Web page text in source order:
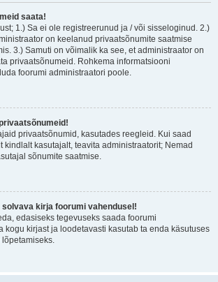
saata!
1.) Sa ei ole registreerunud ja / või sisseloginud. 2.)
on keelanud privaatsõnumite saatmise
3.) Samuti on võimalik ka see, et administraator on
privaatsõnumeid. Rohkema informatsiooni
foorumi administraatori poole.
privaatsõnumid, kasutades reegleid. Kui saad
kindlalt kasutajalt, teavita administraatorit; Nemad
sõnumite saatmise.
kirja foorumi vahendusel!
edasiseks tegevuseks saada foorumi
kogu kirjast ja loodetavasti kasutab ta enda käsutuses